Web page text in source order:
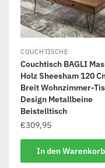
COUCHTISCHE
Couchtisch BAGLI
Holz Sheesham 120
Breit Wohnzimmer-
Design Metallbeine
Beistelltisch
€309,95
In den Warenkorb